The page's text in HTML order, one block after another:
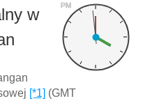
PM
w
[*1] (GMT